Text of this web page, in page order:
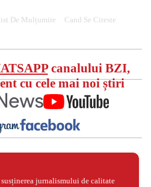
De Mulțumire
Cand Se Citeste
canalului BZI,
cu cele mai noi știri
jurnalismului de calitate